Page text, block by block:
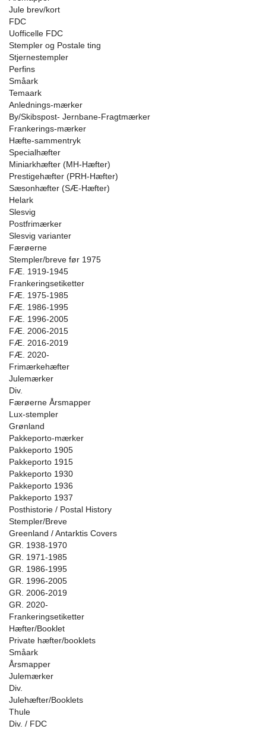
Jule brev/kort
FDC
Uofficelle FDC
Stempler og Postale ting
Stjernestempler
Perfins
Småark
Temaark
Anlednings-mærker
By/Skibspost- Jernbane-Fragtmærker
Frankerings-mærker
Hæfte-sammentryk
Specialhæfter
Miniarkhæfter (MH-Hæfter)
Prestigehæfter (PRH-Hæfter)
Sæsonhæfter (SÆ-Hæfter)
Helark
Slesvig
Postfrimærker
Slesvig varianter
Færøerne
Stempler/breve før 1975
FÆ. 1919-1945
Frankeringsetiketter
FÆ. 1975-1985
FÆ. 1986-1995
FÆ. 1996-2005
FÆ. 2006-2015
FÆ. 2016-2019
FÆ. 2020-
Frimærkehæfter
Julemærker
Div.
Færøerne Årsmapper
Lux-stempler
Grønland
Pakkeporto-mærker
Pakkeporto 1905
Pakkeporto 1915
Pakkeporto 1930
Pakkeporto 1936
Pakkeporto 1937
Posthistorie / Postal History
Stempler/Breve
Greenland / Antarktis Covers
GR. 1938-1970
GR. 1971-1985
GR. 1986-1995
GR. 1996-2005
GR. 2006-2019
GR. 2020-
Frankeringsetiketter
Hæfter/Booklet
Private hæfter/booklets
Småark
Årsmapper
Julemærker
Div.
Julehæfter/Booklets
Thule
Div. / FDC